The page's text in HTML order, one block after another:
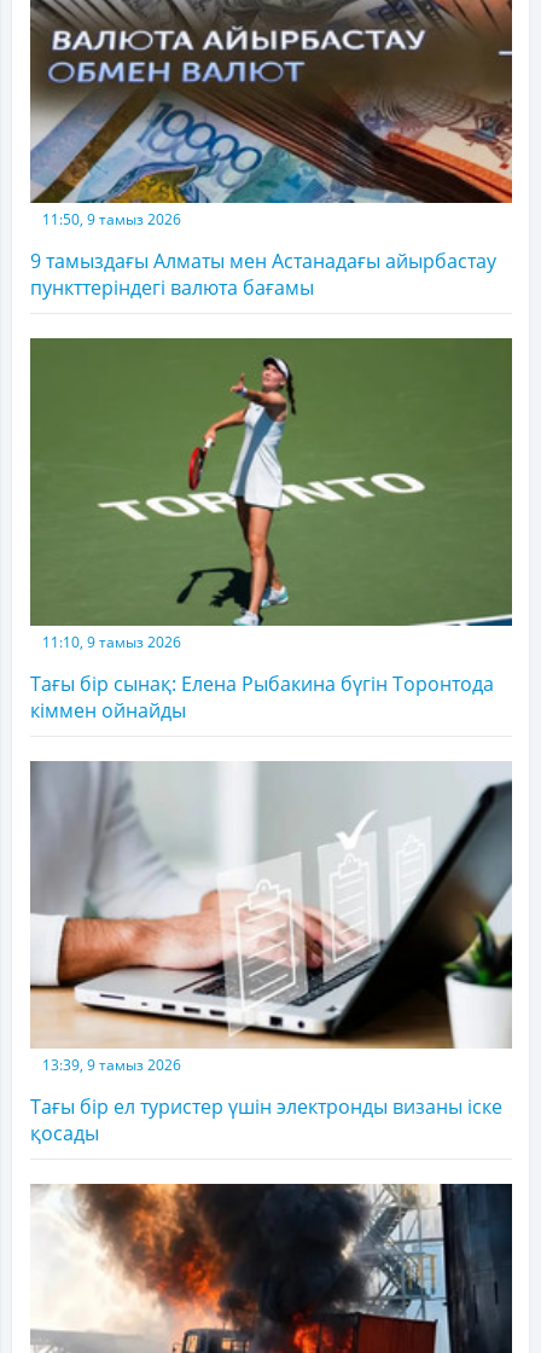
11:50, 9 тамыз 2026
9 тамыздағы Алматы мен Астанадағы айырбастау
пункттеріндегі валюта бағамы
11:10, 9 тамыз 2026
Тағы бір сынақ: Елена Рыбакина бүгін Торонтода
кіммен ойнайды
13:39, 9 тамыз 2026
Тағы бір ел туристер үшін электронды визаны іске
қосады